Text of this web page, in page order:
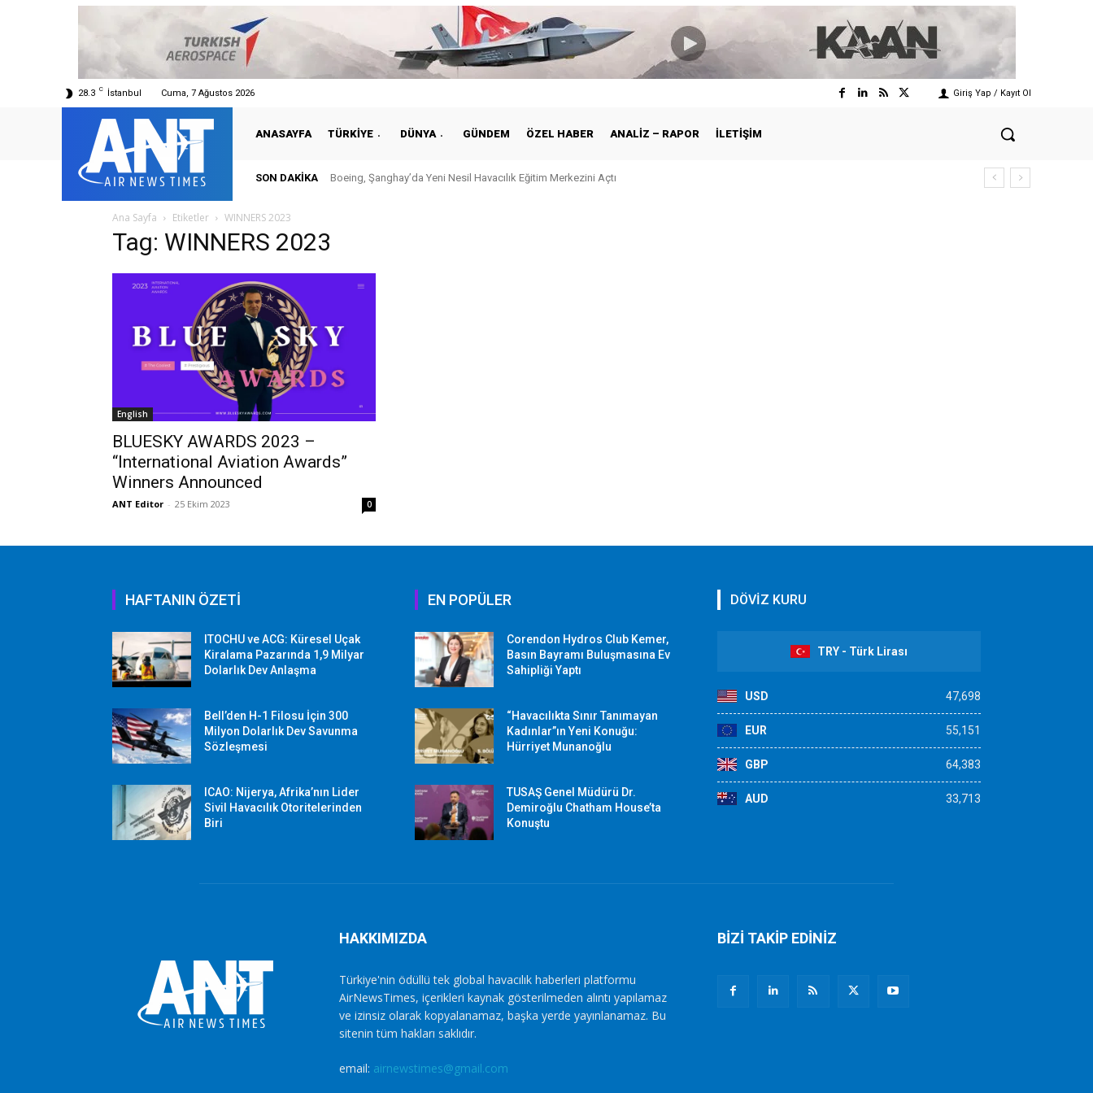
28.3 C İstanbul Cuma, 7 Ağustos 2026 Giriş Yap / Kayıt Ol
ANASAYFA TÜRKIYE DÜNYA GÜNDEM ÖZEL HABER ANALIZ – RAPOR İLETIŞIM
SON DAKIKA Boeing, Şanghay’da Yeni Nesil Havacılık Eğitim Merkezini Açtı
Ana Sayfa Etiketler WINNERS 2023
Tag: WINNERS 2023
English
BLUESKY AWARDS 2023 –
“International Aviation Awards”
Winners Announced
ANT Editor - 25 Ekim 2023 0
HAFTANIN ÖZETİ
ITOCHU ve ACG: Küresel Uçak
Kiralama Pazarında 1,9 Milyar
Dolarlık Dev Anlaşma
Bell’den H-1 Filosu İçin 300
Milyon Dolarlık Dev Savunma
Sözleşmesi
ICAO: Nijerya, Afrika’nın Lider
Sivil Havacılık Otoritelerinden
Biri
EN POPÜLER
Corendon Hydros Club Kemer,
Basın Bayramı Buluşmasına Ev
Sahipliği Yaptı
“Havacılıkta Sınır Tanımayan
Kadınlar”ın Yeni Konuğu:
Hürriyet Munanoğlu
TUSAŞ Genel Müdürü Dr.
Demiroğlu Chatham House’ta
Konuştu
DÖVİZ KURU
TRY - Türk Lirası
USD 47,698
EUR 55,151
GBP 64,383
AUD 33,713
HAKKIMIZDA
Türkiye'nin ödüllü tek global havacılık haberleri platformu
AirNewsTimes, içerikleri kaynak gösterilmeden alıntı yapılamaz
ve izinsiz olarak kopyalanamaz, başka yerde yayınlanamaz. Bu
sitenin tüm hakları saklıdır.
email: airnewstimes@gmail.com
BİZİ TAKİP EDİNİZ